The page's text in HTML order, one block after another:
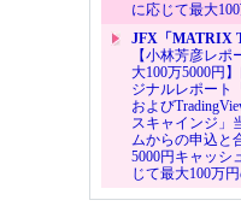
に応じて最大
JFX「MATRIX
【小林芳彦レポ
大100万5000円
ジナルレポート
および
スキャインジ」
ムからの申込と
5000円キャッシ
じて最大100万